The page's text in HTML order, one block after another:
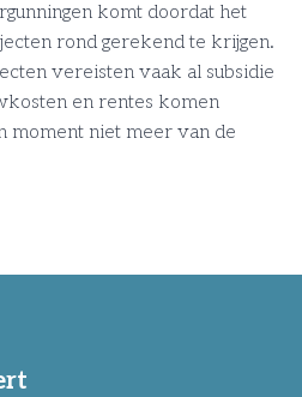
komt doordat het
rond gerekend te krijgen.
vereisten vaak al subsidie
en rentes komen
moment niet meer van de